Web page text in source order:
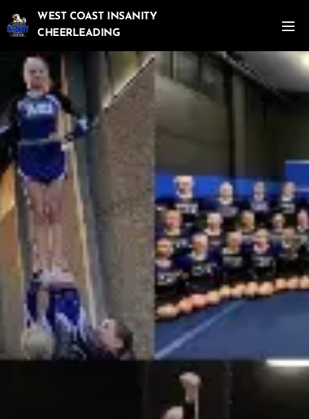
WEST COAST INSANITY
CHEERLEADING